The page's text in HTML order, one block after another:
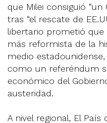
que Milei consiguió
tras “el rescate de
libertario prometió que
más reformista de la
medio
como un referéndum
económico del
austeridad.
A nivel regional, El